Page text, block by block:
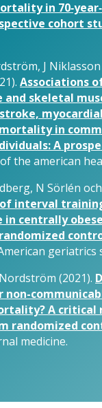
in
cohort
J
Associations
and skeletal
in
A
the american
N Sörlén
interval
in centrally
geriatrics
(2021).
A critical
randomized
medicine.